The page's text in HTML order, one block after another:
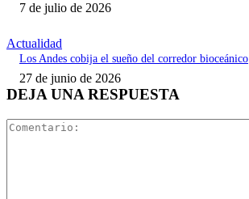
7 de julio de 2026
Actualidad
Los Andes cobija el sueño del corredor bioceánico
27 de junio de 2026
DEJA UNA RESPUESTA